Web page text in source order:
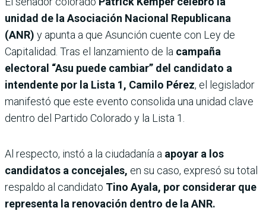
unidad de la Asociación Nacional Republicana
(ANR) y apunta a que Asunción cuente con Ley de
Capitalidad. Tras el lanzamiento de la campaña
electoral “Asu puede cambiar” del candidato a
intendente por la Lista 1, Camilo Pérez, el legislador
manifestó que este evento consolida una unidad clave
dentro del Partido Colorado y la Lista 1.
Al respecto, instó a la ciudadanía a apoyar a los
candidatos a concejales, en su caso, expresó su total
respaldo al candidato Tino Ayala, por considerar que
representa la renovación dentro de la ANR.